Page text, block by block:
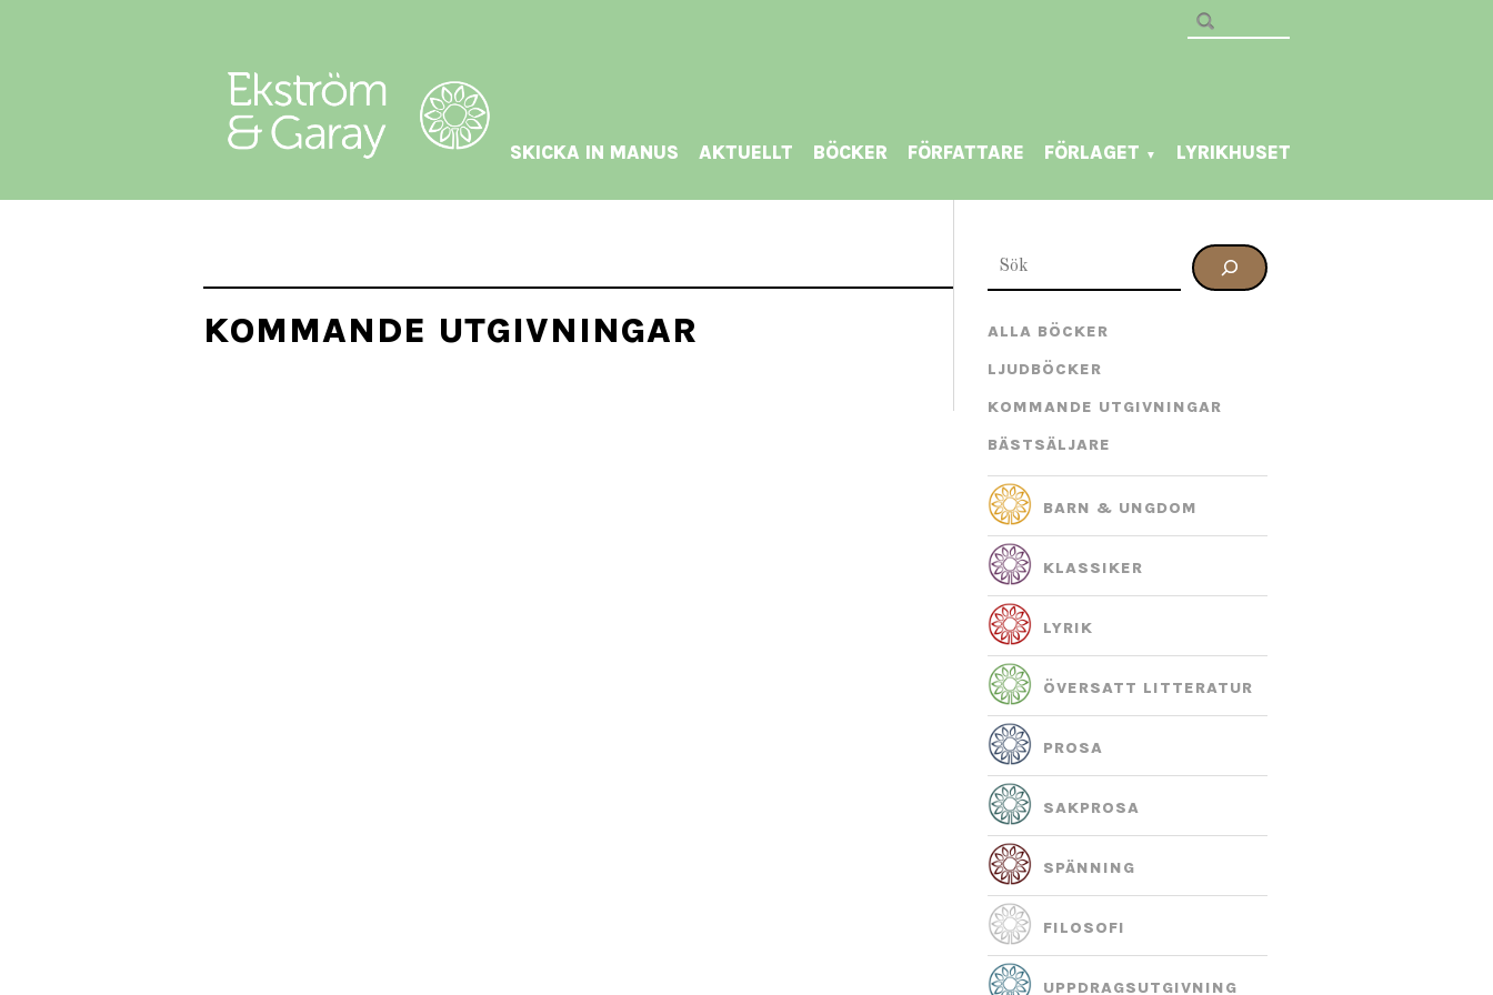
SKICKA IN MANUS AKTUELLT BÖCKER FÖRFATTARE FÖRLAGET ▼ LYRIKHUSET
KOMMANDE UTGIVNINGAR
SÖK
ALLA BÖCKER
LJUDBÖCKER
KOMMANDE UTGIVNINGAR
BÄSTSÄLJARE
BARN & UNGDOM
KLASSIKER
LYRIK
ÖVERSATT LITTERATUR
PROSA
SAKPROSA
SPÄNNING
FILOSOFI
UPPDRAGS­UTGIVNING